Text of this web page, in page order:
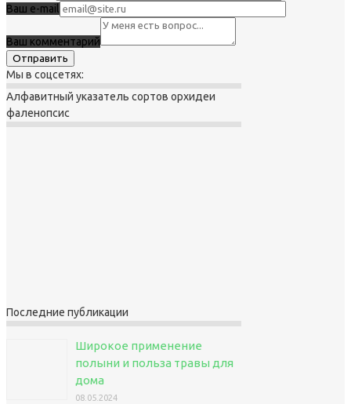
Ваш e-mail
Ваш комментарий
Мы в соцсетях:
Алфавитный указатель сортов орхидеи
фаленопсис
Последние публикации
Широкое применение
полыни и польза травы для
дома
08.05.2024